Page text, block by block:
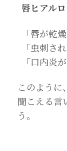
唇ヒアル
「唇が乾
「虫刺さ
「口内炎
このように
聞こえる言
う。